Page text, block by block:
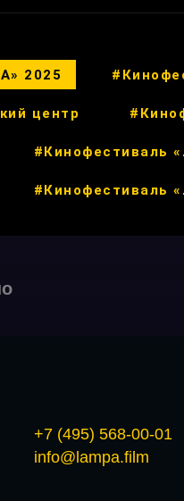
2025
центр
#Кинофестиваль
#Кинофестиваль
+7 (495) 568-00-01
info@lampa.film